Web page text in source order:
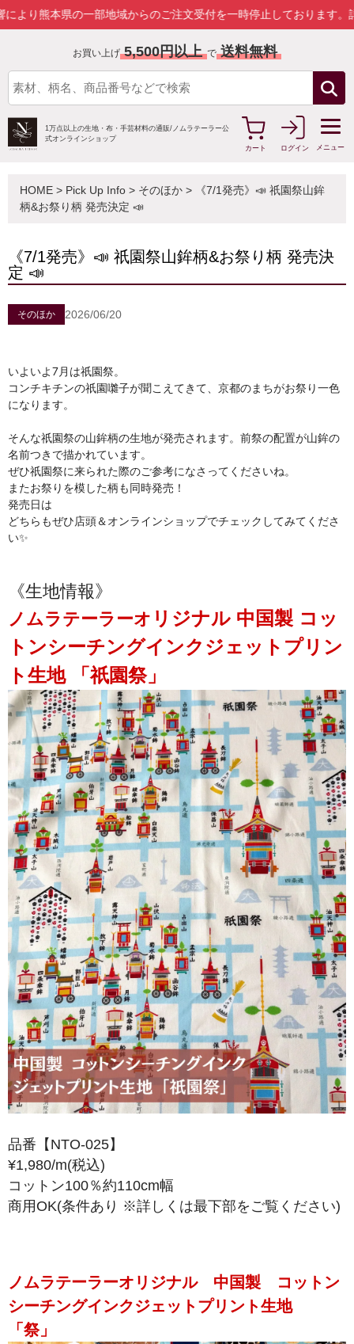
県の一部地域からのご注文受付を一時停止しております。詳しくは
お買い上げ 5,500円以上 で 送料無料
1万点以上の生地・布・手芸材料の通販/ ノムラテーラー公
式オンラインショップ
カート
ログイン メニュー
HOME > Pick Up Info > そのほか > 《7/1発売》📣 祇園祭山鉾
柄&お祭り柄 発売決定 📣
《7/1発売》📣 祇園祭山鉾柄&お祭り柄 発売決
定 📣
そのほか 2026/06/20
いよいよ7月は祇園祭。
コンチキチンの祇園囃子が聞こえてきて、京都のまちがお祭り一色
になります。
そんな祇園祭の山鉾柄の生地が発売されます。前祭の配置が山鉾の
名前つきで描かれています。
ぜひ祇園祭に来られた際のご参考になさってくださいね。
またお祭りを模した柄も同時発売！
発売日は
どちらもぜひ店頭＆オンラインショップでチェックしてみてくださ
い✨
《生地情報》
ノムラテーラーオ リジナル 中国製 コッ
トンシーチングインクジェットプリン
ト生地 「祇園祭」
品番【NTO-025】
¥1,980/m(税込)
コットン100％約110cm幅
商用OK(条件あり ※詳しくは最下部をご覧ください)
ノムラテーラーオリジナル　中国製　コットン
シーチングインクジェットプリント生地
「祭」